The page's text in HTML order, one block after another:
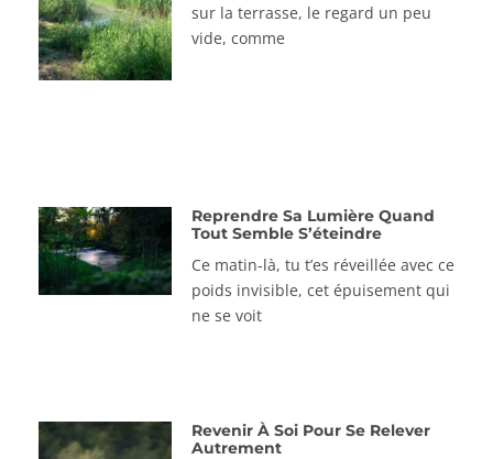
sur la terrasse, le regard un peu
vide, comme
Reprendre Sa Lumière Quand
Tout Semble S’éteindre
Ce matin-là, tu t’es réveillée avec ce
poids invisible, cet épuisement qui
ne se voit
Revenir À Soi Pour Se Relever
Autrement